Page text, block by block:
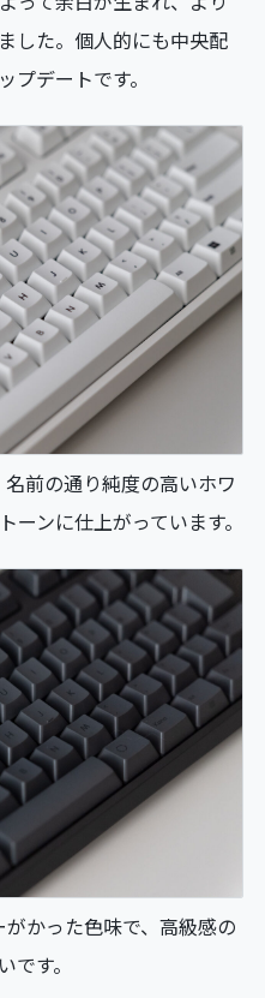
した。個人的にも中央配
プデートです。
前の通り純度の高いホワ
ーンに仕上がっています。
かった色味で、高級感の
です。